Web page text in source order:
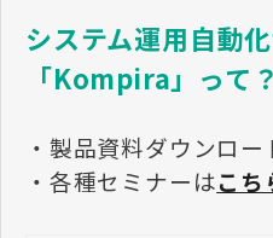
システム運用自動
「Kompira」って？
・製品資料ダウンロー
・各種セミナーはこち